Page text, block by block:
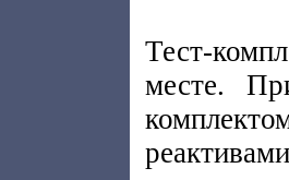
Тест-
месте.